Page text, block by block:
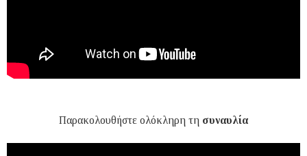
Παρακολουθήστε ολόκληρη τη συναυλία